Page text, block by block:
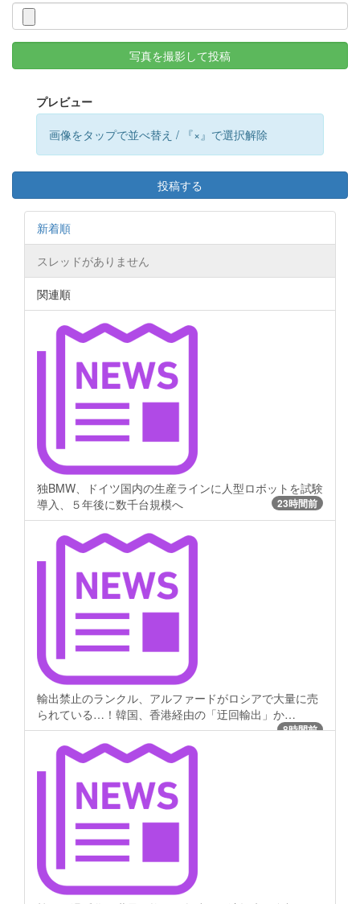
写真を撮影して投稿
プレビュー
画像をタップで並べ替え / 『×』で選択解除
投稿する
新着順
スレッドがありません
関連順
独BMW、ドイツ国内の生産ラインに人型ロボットを試験
導入、５年後に数千台規模へ
23時間前
輸出禁止のランクル、アルファードがロシアで大量に売
られている…！韓国、香港経由の「迂回輸出」か…
8時間前